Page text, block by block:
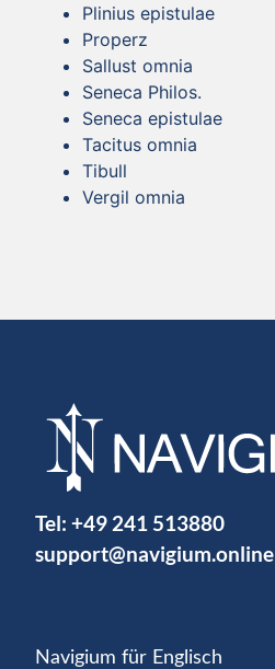
Plinius epistulae
Properz
Sallust omnia
Seneca Philos.
Seneca epistulae
Tacitus omnia
Tibull
Vergil omnia
Tel: +49 241 513880
support@navigium.online
Navigium für Englisch